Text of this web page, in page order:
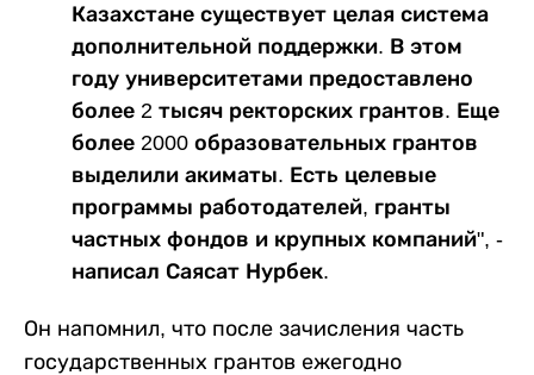
Казахстане существует целая система
дополнительной поддержки. В этом
году университетами предоставлено
более 2 тысяч ректорских грантов. Еще
более 2000 образовательных грантов
выделили акиматы. Есть целевые
программы работодателей, гранты
частных фондов и крупных компаний", -
написал Саясат Нурбек.
Он напомнил, что после зачисления часть
государственных грантов ежегодно